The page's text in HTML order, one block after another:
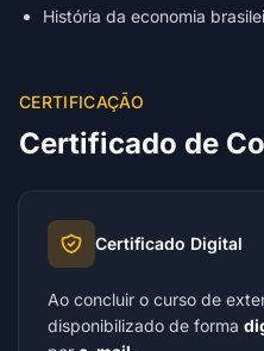
História da economia
CERTIFICAÇÃO
Certificado de
Certificado Digital
Ao concluir o curso de
disponibilizado de forma